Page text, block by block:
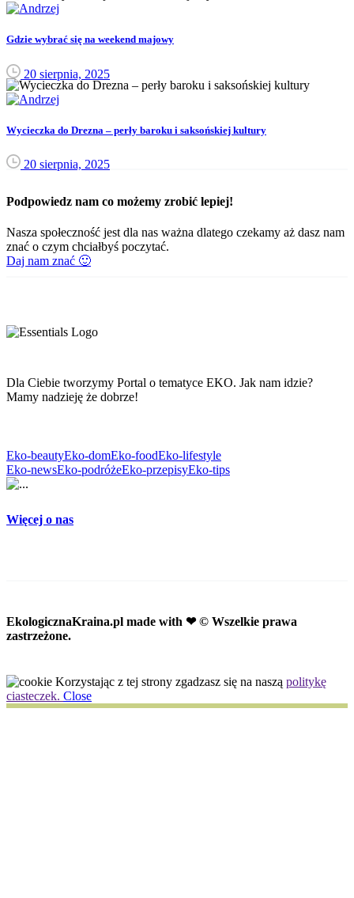
Gdzie wybrać się na weekend majowy
20 sierpnia, 2025
Wycieczka do Drezna – perły baroku i saksońskiej kultury
20 sierpnia, 2025
Podpowiedz nam co możemy zrobić lepiej!
Nasza społeczność jest dla nas ważna dlatego czekamy aż dasz nam
znać o czym chciałbyś poczytać.
Daj nam znać 🙂
Dla Ciebie tworzymy Portal o tematyce EKO. Jak nam idzie?
Mamy nadzieję że dobrze!
Eko-beautyEko-domEko-foodEko-lifestyle
Eko-newsEko-podróżeEko-przepisyEko-tips
Więcej o nas
EkologicznaKraina.pl made with ❤ © Wszelkie prawa
zastrzeżone.
Korzystając z tej strony zgadzasz się na naszą politykę
ciasteczek. Close